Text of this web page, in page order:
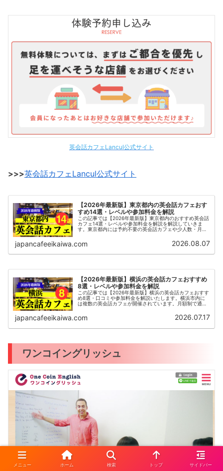
英会話カフェLancul公式サイト
>>>英会話カフェLancul公式サイト
【2026年最新版】東京都内の英会話カフェおす
すめ14選・レベルや参加料金を解説
この記事では【2026年最新版】東京都内のおすすめ英会話
カフェ14選・レベルや参加料金を解説を解説していきま
す。東京都内には予約不要の英会話カフェや少人数・月額
す。日本最大級の英会話カフェLancul（ランカル）やカフ
ェ英会話♪などが開催されています。まずは気になる英会話
japancafeeikaiwa.com 2026.08.07
【2026年最新版】横浜の英会話カフェおすすめ
8選・レベルや参加料金を解説
この記事では【2026年最新版】横浜の英会話カフェおすす
め8選・口コミや参加料金を解説いたします。横浜市内に
は複数の英会話カフェが開催されています。月額制で通い
レベル別でクラス分けがされている場合など、英語に苦手
なイメージを持っている方も、1人で来られる方も嬉しい仕
japancafeeikaiwa.com 2026.07.17
ワンコイングリッシュ
メニュー ホーム 検索 トップ サイドバー